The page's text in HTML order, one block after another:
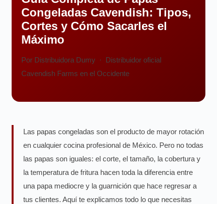
Congeladas Cavendish: Tipos,
Cortes y Cómo Sacarles el
Máximo
Por Distribuidora Dumy · Distribuidor oficial
Cavendish Farms en el Occidente
Las papas congeladas son el producto de mayor rotación
en cualquier cocina profesional de México. Pero no todas
las papas son iguales: el corte, el tamaño, la cobertura y
la temperatura de fritura hacen toda la diferencia entre
una papa mediocre y la guarnición que hace regresar a
tus clientes. Aquí te explicamos todo lo que necesitas